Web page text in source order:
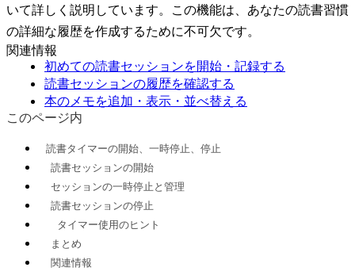
いて詳しく説明しています。この機能は、あなたの読書習慣
の詳細な履歴を作成するために不可欠です。
関連情報
初めての読書セッションを開始・記録する
読書セッションの履歴を確認する
本のメモを追加・表示・並べ替える
このページ内
読書タイマーの開始、一時停止、停止
読書セッションの開始
セッションの一時停止と管理
読書セッションの停止
タイマー使用のヒント
まとめ
関連情報